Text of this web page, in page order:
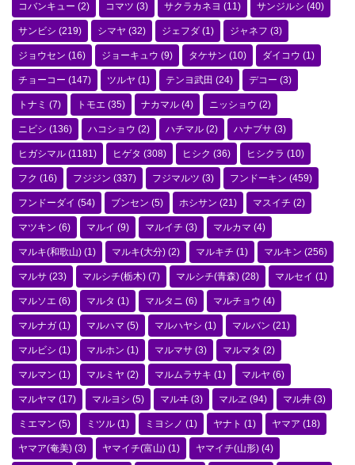
コバンキュー (2) コマツ (3) サクラカネヨ (11) サンジルシ (40)
サンビシ (219) シマヤ (32) ジェフダ (1) ジャネフ (3)
ジョウセン (16) ジョーキュウ (9) タケサン (10) ダイコウ (1)
チョーコー (147) ツルヤ (1) テンヨ武田 (24) デコー (3)
トナミ (7) トモエ (35) ナカマル (4) ニッショウ (2)
ニビシ (136) ハコショウ (2) ハチマル (2) ハナブサ (3)
ヒガシマル (1181) ヒゲタ (308) ヒシク (36) ヒシクラ (10)
フク (16) フジジン (337) フジマルツ (3) フンドーキン (459)
フンドーダイ (54) ブンセン (5) ホシサン (21) マスイチ (2)
マツキン (6) マルイ (9) マルイチ (3) マルカマ (4)
マルキ(和歌山) (1) マルキ(大分) (2) マルキチ (1) マルキン (256)
マルサ (23) マルシチ(栃木) (7) マルシチ(青森) (28) マルセイ (1)
マルソエ (6) マルタ (1) マルタニ (6) マルチョウ (4)
マルナガ (1) マルハマ (5) マルハヤシ (1) マルバン (21)
マルビシ (1) マルホン (1) マルマサ (3) マルマタ (2)
マルマン (1) マルミヤ (2) マルムラサキ (1) マルヤ (6)
マルヤマ (17) マルヨシ (5) マルヰ (3) マルヱ (94) マル井 (3)
ミエマン (5) ミツル (1) ミヨシノ (1) ヤナト (1) ヤマア (18)
ヤマア(奄美) (3) ヤマイチ(富山) (1) ヤマイチ(山形) (4)